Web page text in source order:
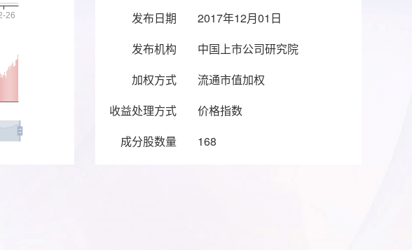
发布日期
2017年12月01日
发布机构
中国上市公司研究院
加权方式
流通市值加权
收益处理方式
价格指数
成分股数量
168